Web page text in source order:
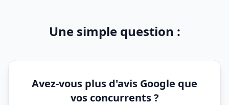
Une simple question :
Avez-vous plus d'avis Google que
vos concurrents ?